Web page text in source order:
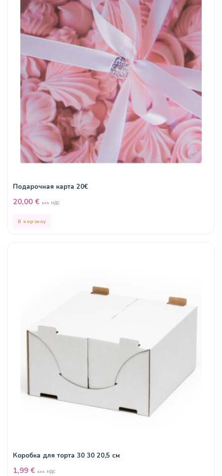
Подарочная карта 20€
20,00 € вкл. НДС
В корзину
Коробка для торта 30 30 20,5 см
1,99 € вкл. НДС